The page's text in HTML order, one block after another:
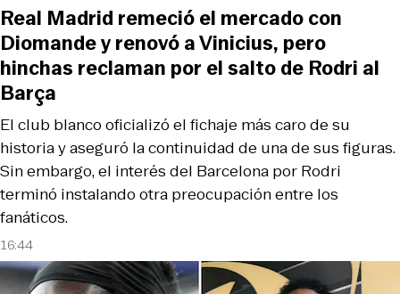
16:44
El club blanco oficializó el fichaje más caro de su
historia y aseguró la continuidad de una de sus figuras.
Sin embargo, el interés del Barcelona por Rodri
terminó instalando otra preocupación entre los
fanáticos.
Real Madrid remeció el mercado con
Diomande y renovó a Vinicius, pero
hinchas reclaman por el salto de Rodri al
Barça